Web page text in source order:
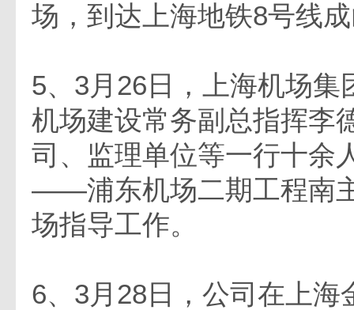
场，到达上海地铁8号线
5、3月26日，上海机场集
机场建设常务副总指挥李
司、监理单位等一行十余
――浦东机场二期工程南
场指导工作。
6、3月28日，公司在上海